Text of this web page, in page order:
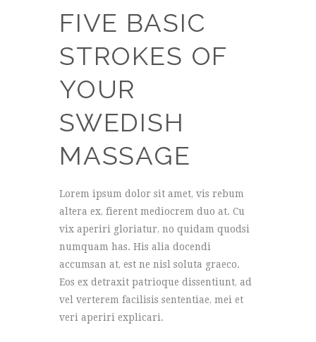
FIVE BASIC
STROKES OF
YOUR
SWEDISH
MASSAGE
Lorem ipsum dolor sit amet, vis rebum
altera ex, fierent mediocrem duo at. Cu
vix aperiri gloriatur, no quidam quodsi
numquam has. His alia docendi
accumsan at, est ne nisl soluta graeco.
Eos ex detraxit patrioque dissentiunt, ad
vel verterem facilisis sententiae, mei et
veri aperiri explicari.